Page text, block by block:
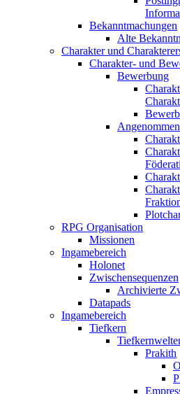
Bekanntmachungen
Alte
Charakter und
Charakter- und
Bewerbung
RPG Organisation
Missionen
Ingamebereich
Holonet
Zwischensequenzen
Archivierte
Datapads
Ingamebereich
Tiefkern
Prakith